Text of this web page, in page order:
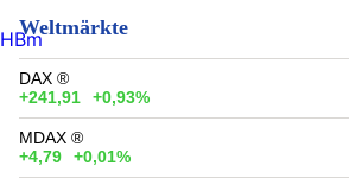
Weltmärkte
DAX ®
+241,91
+0,93%
MDAX ®
+4,79
+0,01%
HBm